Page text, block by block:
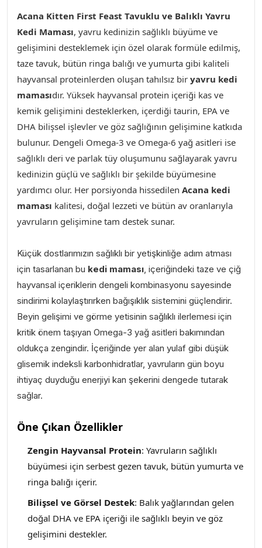
Acana Kitten First Feast Tavuklu ve Balıklı Yavru
Kedi Maması, yavru kedinizin sağlıklı büyüme ve
gelişimini desteklemek için özel olarak formüle edilmiş,
taze tavuk, bütün ringa balığı ve yumurta gibi kaliteli
hayvansal proteinlerden oluşan tahılsız bir yavru kedi
mamasıdır. Yüksek hayvansal protein içeriği kas ve
kemik gelişimini desteklerken, içerdiği taurin, EPA ve
DHA bilişsel işlevler ve göz sağlığının gelişimine katkıda
bulunur. Dengeli Omega-3 ve Omega-6 yağ asitleri ise
sağlıklı deri ve parlak tüy oluşumunu sağlayarak yavru
kedinizin güçlü ve sağlıklı bir şekilde büyümesine
yardımcı olur. Her porsiyonda hissedilen Acana kedi
maması kalitesi, doğal lezzeti ve bütün av oranlarıyla
yavruların gelişimine tam destek sunar.
Küçük dostlarımızın sağlıklı bir yetişkinliğe adım atması
için tasarlanan bu kedi maması, içeriğindeki taze ve çiğ
hayvansal içeriklerin dengeli kombinasyonu sayesinde
sindirimi kolaylaştırırken bağışıklık sistemini güçlendirir.
Beyin gelişimi ve görme yetisinin sağlıklı ilerlemesi için
kritik önem taşıyan Omega-3 yağ asitleri bakımından
oldukça zengindir. İçeriğinde yer alan yulaf gibi düşük
glisemik indeksli karbonhidratlar, yavruların gün boyu
ihtiyaç duyduğu enerjiyi kan şekerini dengede tutarak
sağlar.
Öne Çıkan Özellikler
Zengin Hayvansal Protein: Yavruların sağlıklı
büyümesi için serbest gezen tavuk, bütün yumurta ve
ringa balığı içerir.
Bilişsel ve Görsel Destek: Balık yağlarından gelen
doğal DHA ve EPA içeriği ile sağlıklı beyin ve göz
gelişimini destekler.